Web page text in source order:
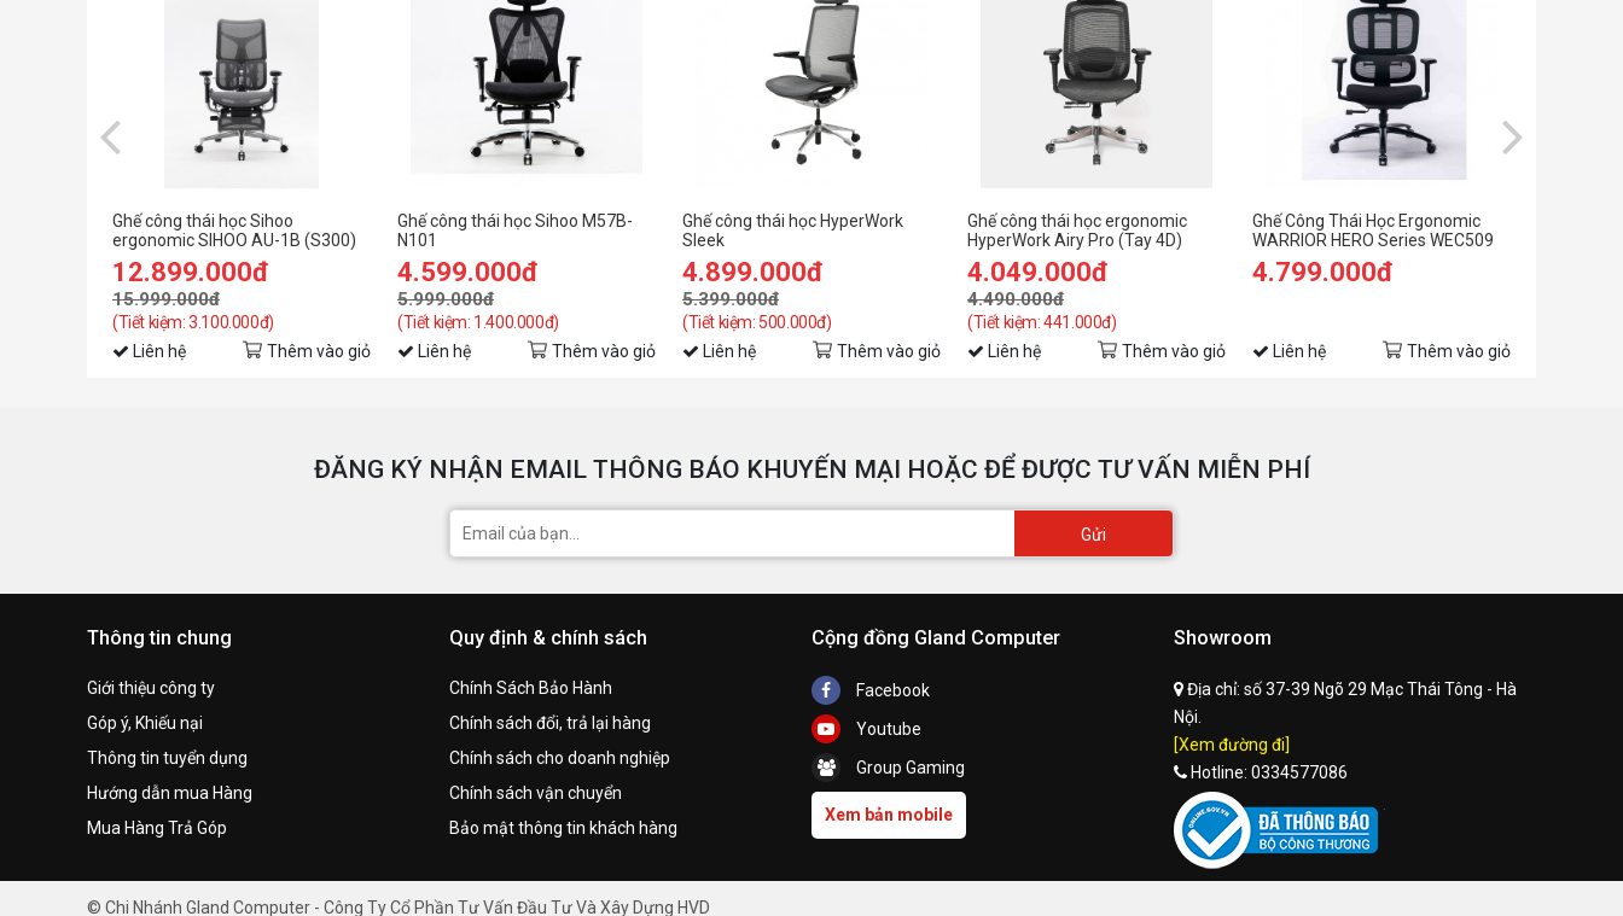
Ghế công thái học Sihoo
ergonomic SIHOO AU-1B (S300)
Black
12.899.000đ
15.999.000đ
(Tiết kiệm: 3.100.000đ)
Liên hệ Thêm vào giỏ
Ghế công thái học Sihoo M57B-
N101
4.599.000đ
5.999.000đ
(Tiết kiệm: 1.400.000đ)
Liên hệ Thêm vào giỏ
Ghế công thái học HyperWork
Sleek
4.899.000đ
5.399.000đ
(Tiết kiệm: 500.000đ)
Liên hệ Thêm vào giỏ
Ghế công thái học ergonomic
HyperWork Airy Pro (Tay 4D)
4.049.000đ
4.490.000đ
(Tiết kiệm: 441.000đ)
Liên hệ Thêm vào giỏ
Ghế Công Thái Học Ergonomic
WARRIOR HERO Series WEC509
Black
4.799.000đ
Liên hệ Thêm vào giỏ
ĐĂNG KÝ NHẬN EMAIL THÔNG BÁO KHUYẾN MẠI HOẶC ĐỂ ĐƯỢC TƯ VẤN MIỄN PHÍ
Gửi
Thông tin chung
Giới thiệu công ty
Góp ý, Khiếu nại
Thông tin tuyển dụng
Hướng dẫn mua Hàng
Mua Hàng Trả Góp
Quy định & chính sách
Chính Sách Bảo Hành
Chính sách đổi, trả lại hàng
Chính sách cho doanh nghiệp
Chính sách vận chuyển
Bảo mật thông tin khách hàng
Cộng đồng Gland Computer
Facebook
Youtube
Group Gaming
Xem bản mobile
Showroom
Địa chỉ: số 37-39 Ngõ 29 Mạc Thái Tông - Hà
Nội.
[Xem đường đi]
Hotline: 0334577086
© Chi Nhánh Gland Computer - Công Ty Cổ Phần Tư Vấn Đầu Tư Và Xây Dựng HVD